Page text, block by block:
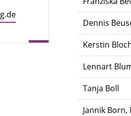
Dennis
Kerstin
Lennart
Tanja Boll
Jannik Born,